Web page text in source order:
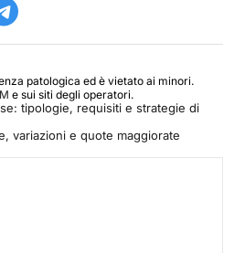
patologica ed è vietato ai minori.
e sui siti degli operatori.
tipologie, requisiti e strategie di
variazioni e quote maggiorate